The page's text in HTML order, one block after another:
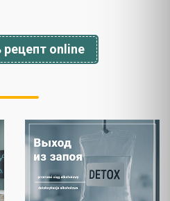
online